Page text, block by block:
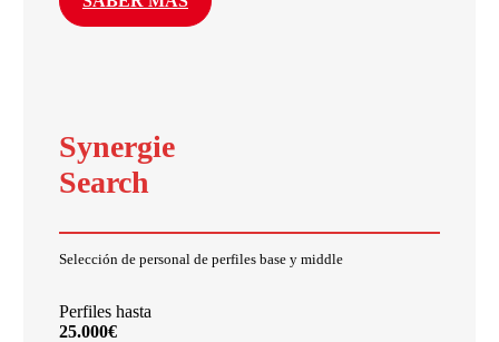
Synergie
Search
Selección de personal de perfiles base y middle
Perfiles hasta
25.000€